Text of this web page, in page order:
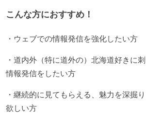
こんな方におすすめ！
・ウェブでの情報発信を強化したい方
・道内外（特に道外の）北海道好きに
情報発信をしたい方
・継続的に見てもらえる、魅力を深掘
欲しい方